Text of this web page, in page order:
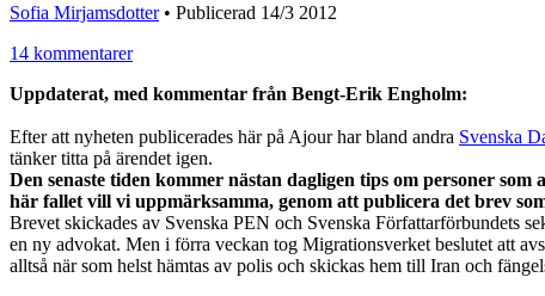
Sofia Mirjamsdotter• Publicerad 14/3 2012
14 kommentarer
Uppdaterat, med kommentar från Bengt-Erik Engholm:
Efter att nyheten publicerades här på Ajour har bland andra Svenska
tänker titta på ärendet igen.
Den senaste tiden kommer nästan dagligen tips om personer
här fallet vill vi uppmärksamma, genom att publicera det brev
Brevet skickades av Svenska PEN och Svenska Författarförbundets
en ny advokat. Men i förra veckan tog Migrationsverket beslutet att
alltså när som helst hämtas av polis och skickas hem till Iran och